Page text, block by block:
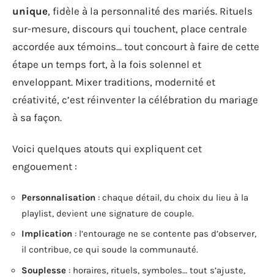
unique, fidèle à la personnalité des mariés. Rituels
sur-mesure, discours qui touchent, place centrale
accordée aux témoins… tout concourt à faire de cette
étape un temps fort, à la fois solennel et
enveloppant. Mixer traditions, modernité et
créativité, c’est réinventer la célébration du mariage
à sa façon.
Voici quelques atouts qui expliquent cet
engouement :
Personnalisation : chaque détail, du choix du lieu à la
playlist, devient une signature de couple.
Implication : l’entourage ne se contente pas d’observer,
il contribue, ce qui soude la communauté.
Souplesse : horaires, rituels, symboles… tout s’ajuste,